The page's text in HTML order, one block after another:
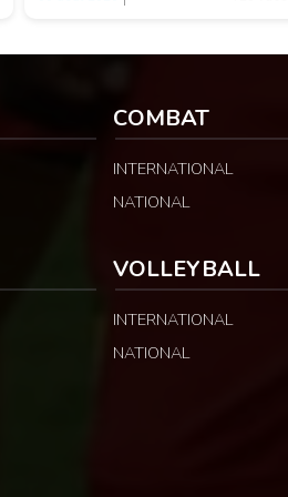
troisième place et voit son parcours
COMBAT
INTERNATIONAL
NATIONAL
VOLLEYBALL
INTERNATIONAL
NATIONAL